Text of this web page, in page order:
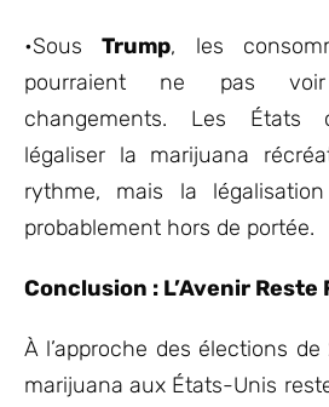
•SousTrump, les
pourraient ne pas
changements. Les États
légaliser la marijuana
rythme, mais la
probablement hors de portée.
Conclusion : L’Avenir Reste
À l’approche des élections de
marijuana aux États-Unis